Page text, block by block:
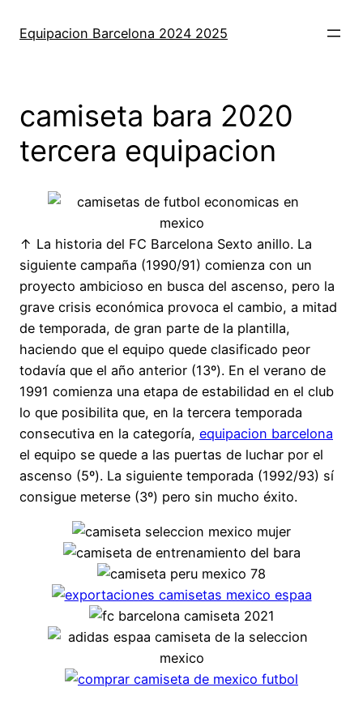
Equipacion Barcelona 2024 2025
camiseta bara 2020
tercera equipacion
↑ La historia del FC Barcelona Sexto anillo. La
siguiente campaña (1990/91) comienza con un
proyecto ambicioso en busca del ascenso, pero la
grave crisis económica provoca el cambio, a mitad
de temporada, de gran parte de la plantilla,
haciendo que el equipo quede clasificado peor
todavía que el año anterior (13º). En el verano de
1991 comienza una etapa de estabilidad en el club
lo que posibilita que, en la tercera temporada
consecutiva en la categoría, equipacion barcelona
el equipo se quede a las puertas de luchar por el
ascenso (5º). La siguiente temporada (1992/93) sí
consigue meterse (3º) pero sin mucho éxito.